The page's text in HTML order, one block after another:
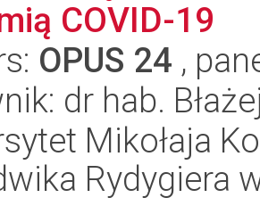
COVID-19
OPUS 24 ,
dr hab.
Mikołaja
Rydygiera